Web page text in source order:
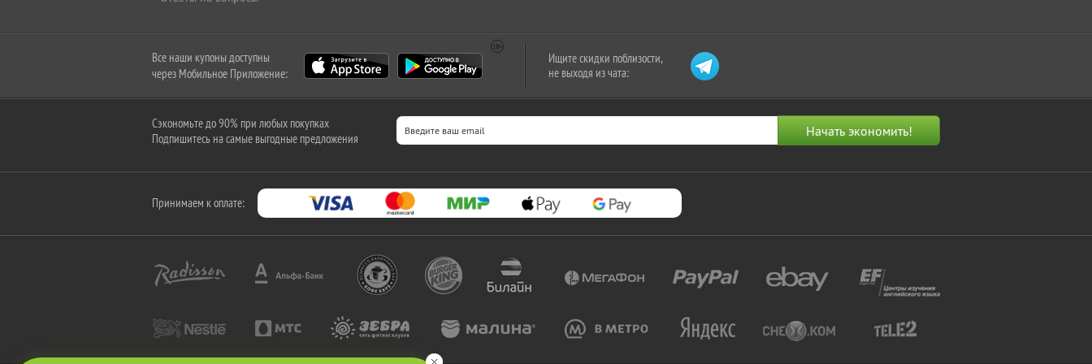
Все наши купоны доступны
через Мобильное Приложение:
Ищите скидки поблизости,
не выходя из чата:
Сэкономьте до 90% при любых покупках
Подпишитесь на самые выгодные предложения
Принимаем к оплате: